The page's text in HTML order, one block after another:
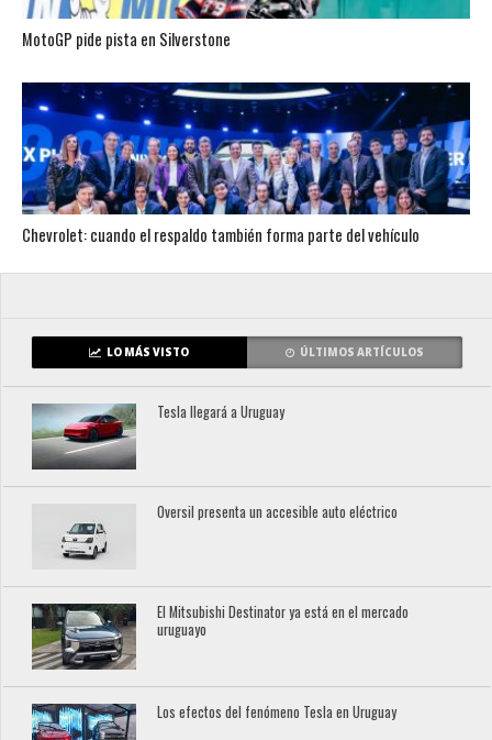
MotoGP pide pista en Silverstone
Chevrolet: cuando el respaldo también forma parte del vehículo
LO MÁS VISTO ÚLTIMOS ARTÍCULOS
Tesla llegará a Uruguay
Oversil presenta un accesible auto eléctrico
El Mitsubishi Destinator ya está en el mercado
uruguayo
Los efectos del fenómeno Tesla en Uruguay